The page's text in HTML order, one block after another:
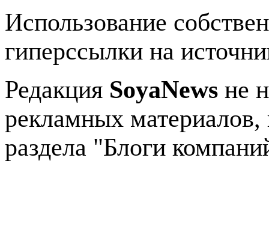
Использование
гиперссылки на
Редакция SoyaNews не
рекламных
раздела "Блоги